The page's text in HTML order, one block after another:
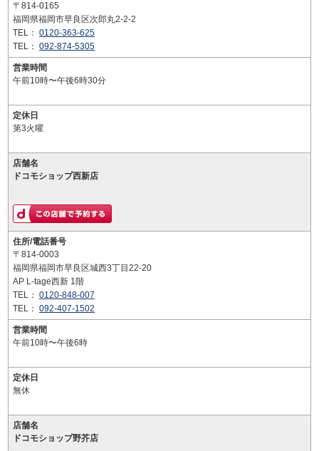
〒814-0165
福岡県福岡市早良区次郎丸2-2-2
TEL： 0120-363-625
TEL： 092-874-5305
営業時間
午前10時〜午後6時30分
定休日
第3火曜
店舗名
ドコモショップ西新店
住所/電話番号
〒814-0003
福岡県福岡市早良区城西3丁目22-20
AP L-tage西新 1階
TEL： 0120-848-007
TEL： 092-407-1502
営業時間
午前10時〜午後6時
定休日
無休
店舗名
ドコモショップ野芥店